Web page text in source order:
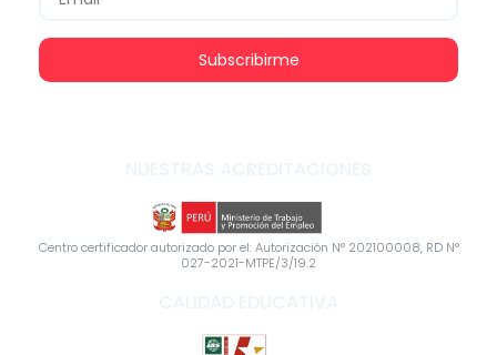
Subscribirme
Centro certificador autorizado por el: Autorización N° 202100008, RD N°
027-2021-MTPE/3/19.2